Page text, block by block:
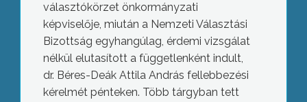
választókörzet önkormányzati
képviselője, miután a Nemzeti Választási
Bizottság egyhangúlag, érdemi vizsgálat
nélkül elutasított a függetlenként indult,
dr. Béres-Deák Attila András fellebbezési
kérelmét pénteken. Több tárgyban tett